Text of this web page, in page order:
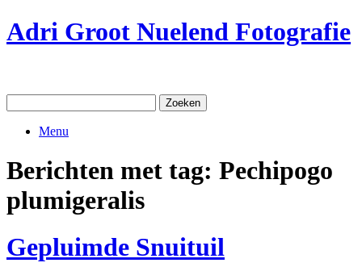
Ga
naar
Adri Groot Nuelend Fotografie
naar:
Menu
Berichten met tag: Pechipogo
plumigeralis
Gepluimde Snuituil